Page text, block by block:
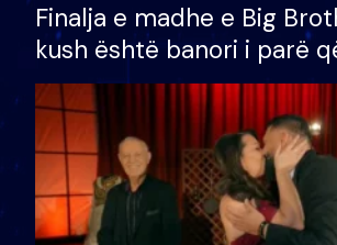
Finalja e madhe e Big
kush është banori i parë
shtëpinë dhe humb
të fituar çmimin e madh